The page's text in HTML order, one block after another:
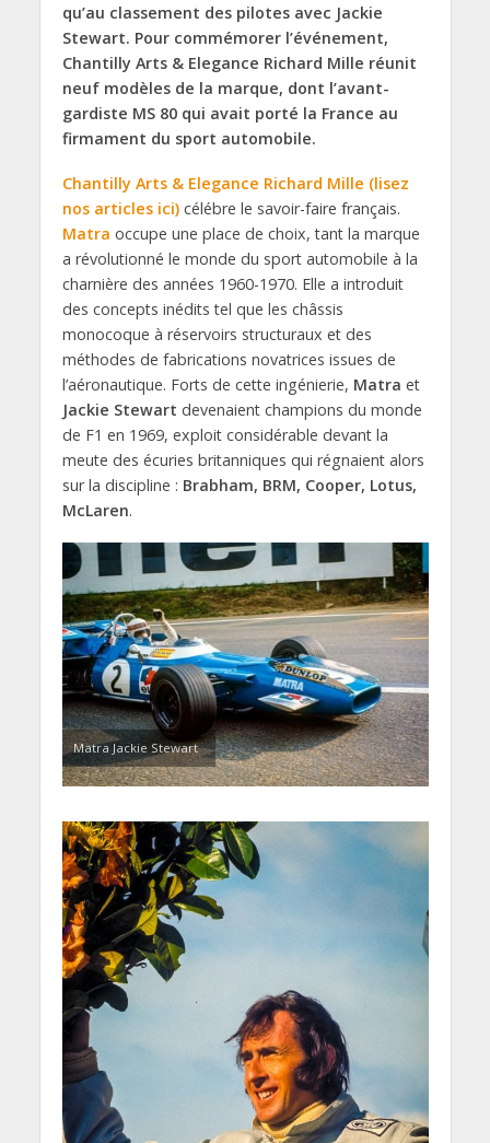
qu’au classement des pilotes avec Jackie
Stewart. Pour commémorer l’événement,
Chantilly Arts & Elegance Richard Mille réunit
neuf modèles de la marque, dont l’avant-
gardiste MS 80 qui avait porté la France au
firmament du sport automobile.
Chantilly Arts & Elegance Richard Mille (lisez
nos articles ici)célébre le savoir-faire français.
Matra occupe une place de choix, tant la marque
a révolutionné le monde du sport automobile à la
charnière des années 1960-1970. Elle a introduit
des concepts inédits tel que les châssis
monocoque à réservoirs structuraux et des
méthodes de fabrications novatrices issues de
l’aéronautique. Forts de cette ingénierie, Matra et
Jackie Stewart devenaient champions du monde
de F1 en 1969, exploit considérable devant la
meute des écuries britanniques qui régnaient alors
sur la discipline : Brabham, BRM, Cooper, Lotus,
McLaren.
Matra Jackie Stewart